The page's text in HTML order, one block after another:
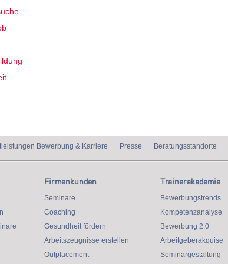
Bewerbung & Karriere Presse Beratungsstandorte
Firmenkunden
Seminare
Coaching
Gesundheit fördern
Arbeitszeugnisse erstellen
Outplacement
Trainerakademie
Bewerbungstrends
Kompetenzanalyse
Bewerbung 2.0
Arbeitgeberakquise
Seminargestaltung